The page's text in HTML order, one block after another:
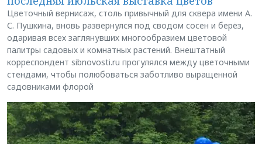
Цветочный вернисаж, столь привычный для сквера имени А.
С. Пушкина, вновь развернулся под сводом сосен и берёз,
одаривая всех заглянувших многообразием цветовой
палитры садовых и комнатных растений. Внештатный
корреспондент sibnovosti.ru прогулялся между цветочными
стендами, чтобы полюбоваться заботливо выращенной
садовниками флорой